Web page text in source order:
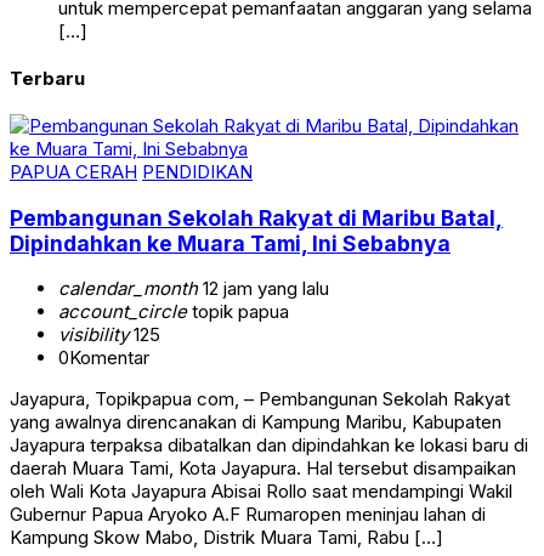
untuk mempercepat pemanfaatan anggaran yang selama
[…]
Terbaru
PAPUA CERAH PENDIDIKAN
Pembangunan Sekolah Rakyat di Maribu Batal,
Dipindahkan ke Muara Tami, Ini Sebabnya
calendar_month12 jam yang lalu
account_circletopik papua
visibility125
0Komentar
Jayapura, Topikpapua com, – Pembangunan Sekolah Rakyat
yang awalnya direncanakan di Kampung Maribu, Kabupaten
Jayapura terpaksa dibatalkan dan dipindahkan ke lokasi baru di
daerah Muara Tami, Kota Jayapura. Hal tersebut disampaikan
oleh Wali Kota Jayapura Abisai Rollo saat mendampingi Wakil
Gubernur Papua Aryoko A.F Rumaropen meninjau lahan di
Kampung Skow Mabo, Distrik Muara Tami, Rabu […]